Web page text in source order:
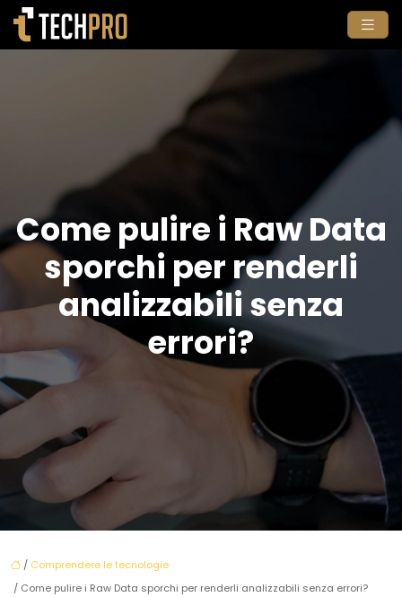
Come pulire i Raw Data
sporchi per renderli
analizzabili senza
errori?
/ Comprendere le tecnologie
/ Come pulire i Raw Data sporchi per renderli analizzabili senza errori?